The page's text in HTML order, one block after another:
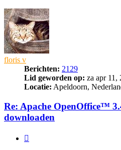
floris v
Berichten: 2129
Lid geworden op: za apr 11,
Locatie: Apeldoorn,
Re: Apache OpenOffice™
downloaden